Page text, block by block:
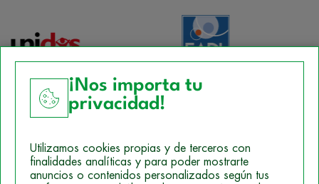
Política de Cookies
¡Nos importa tu
privacidad!
Utilizamos cookies propias y de terceros con
finalidades analíticas y para poder mostrarte
anuncios o contenidos personalizados según tus